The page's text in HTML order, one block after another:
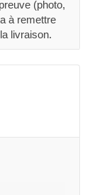
(photo,
à remettre
livraison.